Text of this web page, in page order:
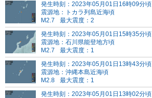
発生時刻：2023年05月01日16時09分頃
震源地：トカラ列島近海頃
M2.7
最大震度：2
発生時刻：2023年05月01日15時35分頃
震源地：石川県能登地方頃
M2.7
最大震度：1
発生時刻：2023年05月01日13時43分頃
震源地：沖縄本島近海頃
M2.8
最大震度：1
発生時刻：2023年05月01日13時02分頃